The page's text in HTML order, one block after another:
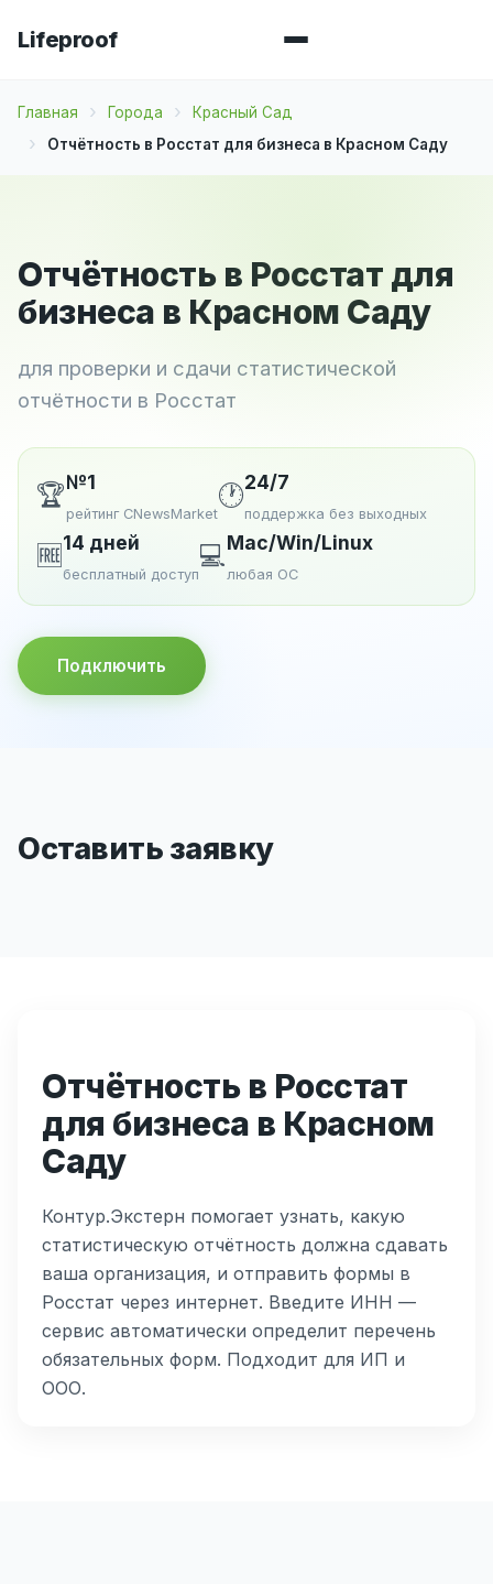
Lifeproof
Главная Города
Красный Сад
Отчётность в Росстат для бизнеса в Красном Саду
Отчётность в Росстат для
бизнеса в Красном Саду
для проверки и сдачи статистической
отчётности в Росстат
🏆№1
рейтинг CNewsMarket
🕐24/7
поддержка без выходных
🆓14 дней
бесплатный доступ
💻Mac/Win/Linux
любая ОС
Подключить
Оставить заявку
Отчётность в Росстат
для бизнеса в Красном
Саду
Контур.Экстерн помогает узнать, какую
статистическую отчётность должна сдавать
ваша организация, и отправить формы в
Росстат через интернет. Введите ИНН —
сервис автоматически определит перечень
обязательных форм. Подходит для ИП и
ООО.